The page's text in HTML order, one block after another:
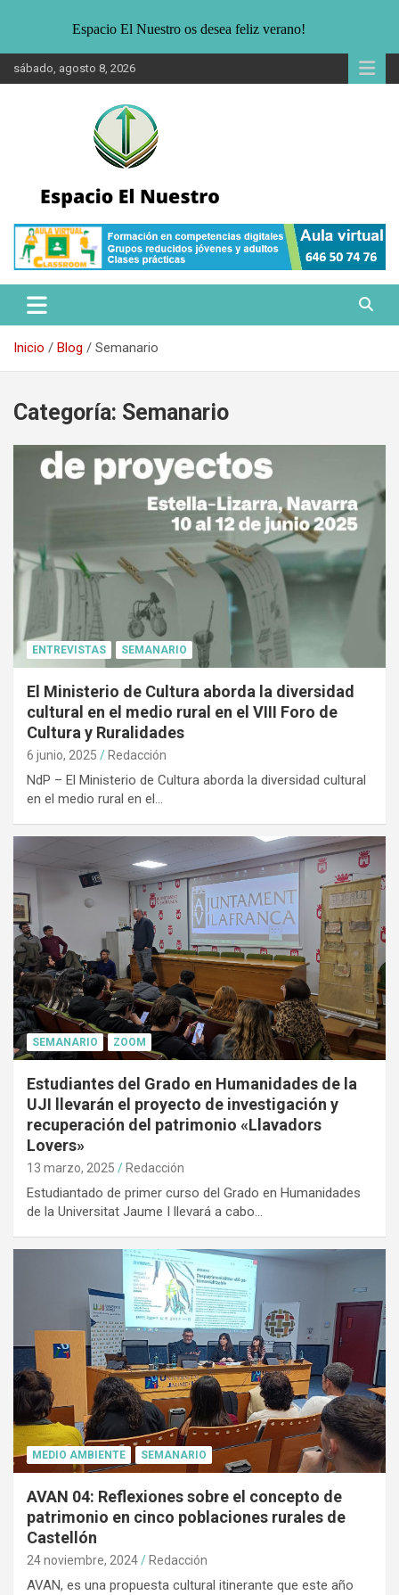
Saltar
al
sábado, agosto 8, 2026
Espacio El Nuestro
público joven interesado en la ecología, medio ambiente y formas
alternativas de vida.
Inicio Blog Semanario
Categoría: Semanario
ENTREVISTAS SEMANARIO
El Ministerio de Cultura aborda la diversidad
cultural en el medio rural en el VIII Foro de
Cultura y Ruralidades
6 junio, 2025 Redacción
NdP – El Ministerio de Cultura aborda la diversidad cultural
en el medio rural en el…
SEMANARIO ZOOM
Estudiantes del Grado en Humanidades de la
UJI llevarán el proyecto de investigación y
recuperación del patrimonio «Llavadors
Lovers»
13 marzo, 2025 Redacción
Estudiantado de primer curso del Grado en Humanidades
de la Universitat Jaume I llevará a cabo…
MEDIO AMBIENTE SEMANARIO
AVAN 04: Reflexiones sobre el concepto de
patrimonio en cinco poblaciones rurales de
Castellón
24 noviembre, 2024 Redacción
AVAN, es una propuesta cultural itinerante que este año
Espacio El Nuestro os desea feliz verano!